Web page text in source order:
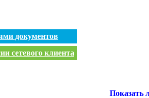
документов
сетевого клиента
Показать